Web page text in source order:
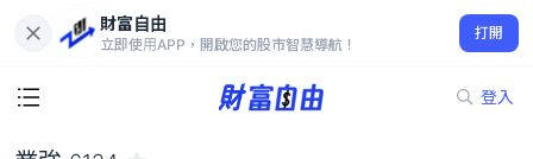
財富自由
立即使用APP，開啟您的股市智慧導航！
打開
登入
27.10
0.93%